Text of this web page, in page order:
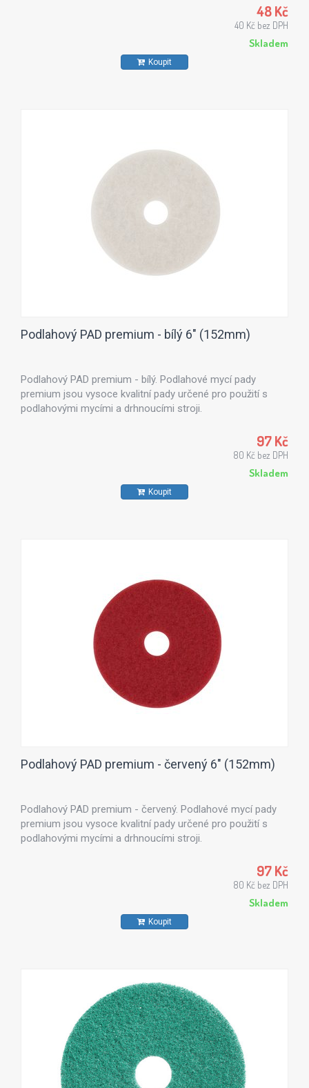
48 Kč
40 Kč bez DPH
Skladem
Koupit
Podlahový PAD premium - bílý 6" (152mm)
Podlahový PAD premium - bílý. Podlahové mycí pady
premium jsou vysoce kvalitní pady určené pro použití s
podlahovými mycími a drhnoucími stroji.
97 Kč
80 Kč bez DPH
Skladem
Koupit
Podlahový PAD premium - červený 6" (152mm)
Podlahový PAD premium - červený. Podlahové mycí pady
premium jsou vysoce kvalitní pady určené pro použití s
podlahovými mycími a drhnoucími stroji.
97 Kč
80 Kč bez DPH
Skladem
Koupit